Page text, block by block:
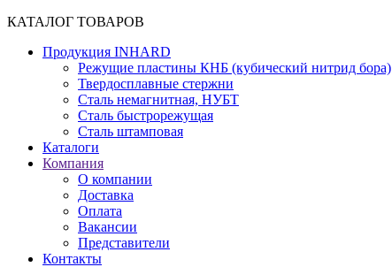
КАТАЛОГ ТОВАРОВ
Продукция INHARD
Режущие пластины КНБ (кубический нитрид бора)
Твердосплавные стержни
Сталь немагнитная, НУБТ
Сталь быстрорежущая
Сталь штамповая
Каталоги
Компания
О компании
Доставка
Оплата
Вакансии
Представители
Контакты